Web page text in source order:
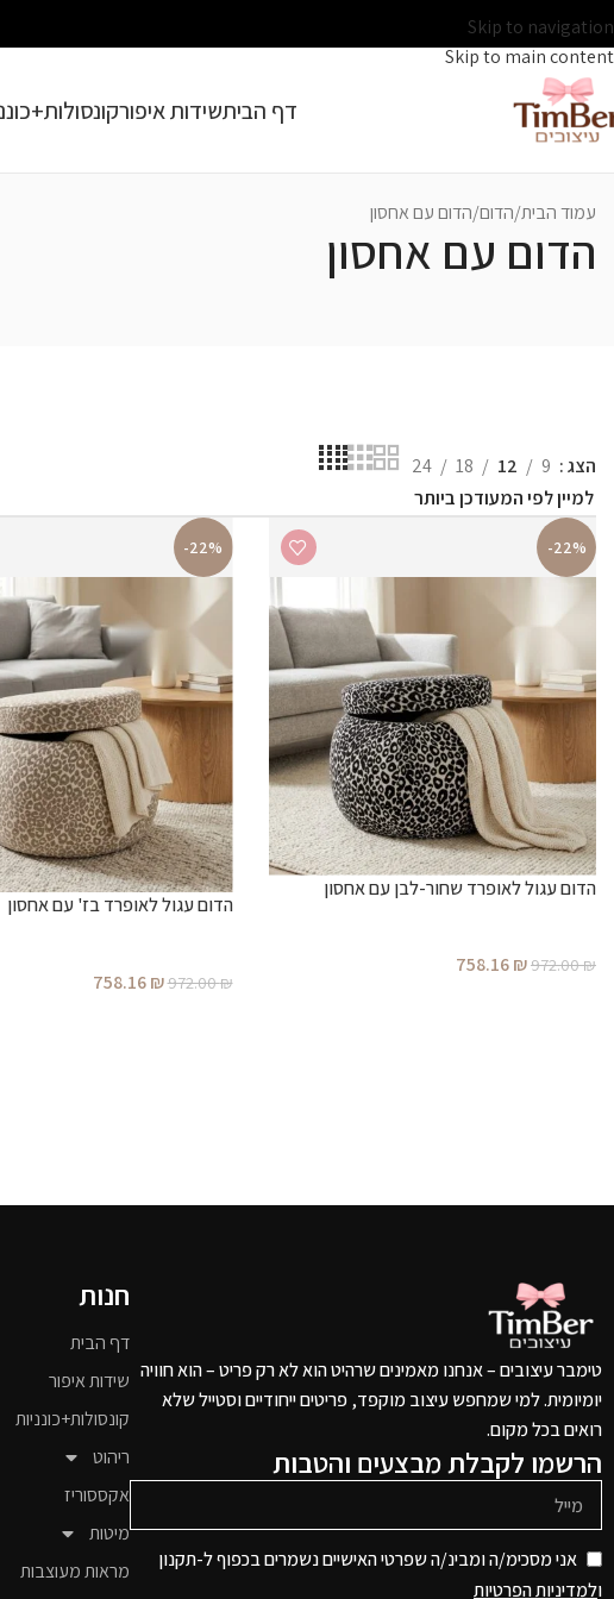
Skip to navigation
Skip to main content
דף הביתשידות איפור
עמוד הבית הדום הדום עם אחסון
הדום עם אחסון
הצג 9
12
18
24
-22%
הדום עגול לאופרד שחור-לבן עם אחסון
972.00₪
758.16₪
-22%
הדום עגול לאופרד בז' עם אחסון
972.00₪
758.16₪
טימבר עיצובים – אנחנו מאמינים שרהיט הוא לא רק פריט – הוא חוויה
יומיומית. למי שמחפש עיצוב מוקפד, פריטים ייחודיים וסטייל שלא
רואים בכל מקום.
הרשמו לקבלת מבצעים והטבות
אני מסכימ/ה ומבינ/ה שפרטי האישיים נשמרים בכפוף ל-תקנון
ולמדיניות הפרטיות
חנות
דף הבית
שידות איפור
קונסולות+כונניות
ריהוט
אקססוריז
מיטות
מראות מעוצבות